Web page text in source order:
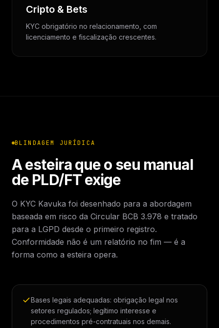
Cripto & Bets
KYC obrigatório no relacionamento, com
licenciamento e fiscalização crescentes.
BLINDAGEM JURÍDICA
A esteira que o seu manual
de PLD/FT exige
O KYC Kavuka foi desenhado para a abordagem
baseada em risco da Circular BCB 3.978 e tratado
para a LGPD desde o primeiro registro.
Conformidade não é um relatório no fim — é a
forma como a esteira opera.
Bases legais adequadas: obrigação legal nos
setores regulados; legítimo interesse e
procedimentos pré-contratuais nos demais.